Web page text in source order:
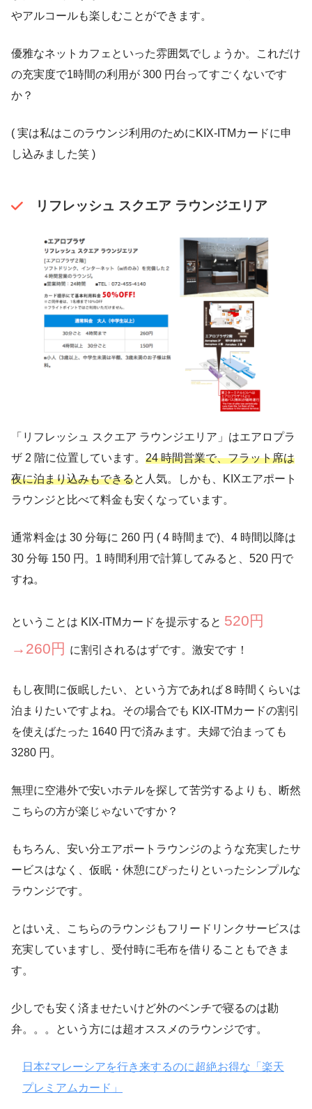
やアルコールも楽しむことができます。
優雅なネットカフェといった雰囲気でしょうか。これだけ
の充実度で1時間の利用が 300 円台ってすごくないです
か？
( 実は私はこのラウンジ利用のためにKIX-ITMカードに申
し込みました笑 )
リフレッシュ スクエア ラウンジエリア
「リフレッシュ スクエア ラウンジエリア」はエアロプラ
ザ 2 階に位置しています。 24 時間営業で、フラット席は
夜に泊まり込みもできると人気。しかも、KIXエアポート
ラウンジと比べて料金も安くなっています。
通常料金は 30 分毎に 260 円 ( 4 時間まで)、4 時間以降は
30 分毎 150 円。1 時間利用で計算してみると、520 円で
すね。
ということは KIX-ITMカードを提示すると 520円
→260円
に割引されるはずです。激安です！
もし夜間に仮眠したい、という方であれば８時間くらいは
泊まりたいですよね。その場合でも KIX-ITMカードの割引
を使えばたった 1640 円で済みます。夫婦で泊まっても
3280 円。
無理に空港外で安いホテルを探して苦労するよりも、断然
こちらの方が楽じゃないですか？
もちろん、安い分エアポートラウンジのような充実したサ
ービスはなく、仮眠・休憩にぴったりといったシンプルな
ラウンジです。
とはいえ、こちらのラウンジもフリードリンクサービスは
充実していますし、受付時に毛布を借りることもできま
す。
少しでも安く済ませたいけど外のベンチで寝るのは勘
弁。。。という方には超オススメのラウンジです。
日本⇄マレーシアを行き来するのに超絶お得な「楽天
プレミアムカード」